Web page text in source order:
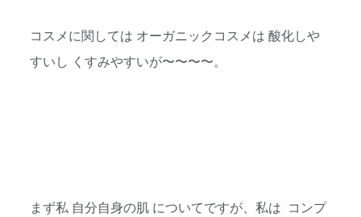
コスメに関しては オーガニックコスメは 酸化しや
すいし くすみやすいが〜〜〜〜。
まず私 自分自身の肌 についてですが、私は コンプ